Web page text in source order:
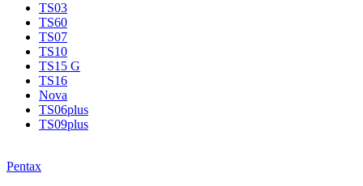
TS03
TS60
TS07
TS10
TS15 G
TS16
Nova
TS06plus
TS09plus
Pentax